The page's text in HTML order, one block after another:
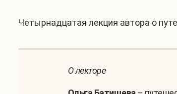
Четырнадцатая лекция автора о
О лекторе